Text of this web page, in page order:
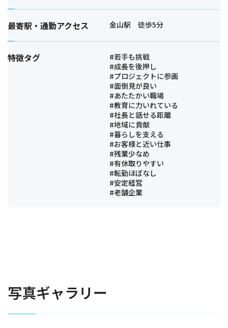
最寄駅・通勤アクセス 金山駅 徒歩5分
特徴タグ
#若手も挑戦
#成長を後押し
#プロジェクトに参画
#面倒見が良い
#あたたかい職場
#教育に力いれている
#社長と話せる距離
#地域に貢献
#暮らしを支える
#お客様と近い仕事
#残業少なめ
#有休取りやすい
#転勤ほぼなし
#安定経営
#老舗企業
写真ギャラリー